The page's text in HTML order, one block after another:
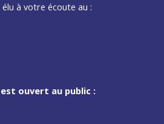
à votre écoute au :
est ouvert au public :